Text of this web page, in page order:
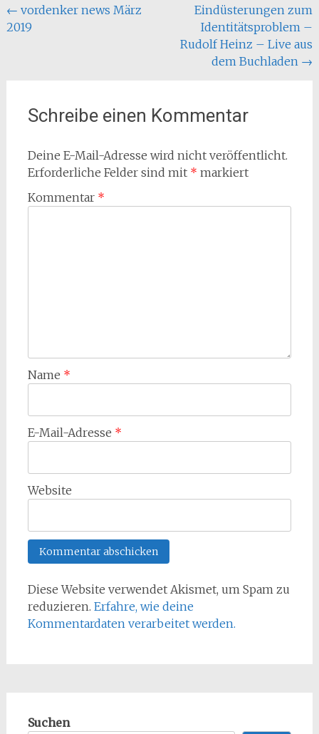
Beitragsnavigation
← vordenker news März
2019
Eindüsterungen zum
Identitätsproblem –
Rudolf Heinz – Live aus
dem Buchladen →
Schreibe einen Kommentar
Deine E-Mail-Adresse wird nicht veröffentlicht.
Erforderliche Felder sind mit * markiert
Kommentar *
Name *
E-Mail-Adresse *
Website
Diese Website verwendet Akismet, um Spam zu
reduzieren. Erfahre, wie deine
Kommentardaten verarbeitet werden.
Suchen